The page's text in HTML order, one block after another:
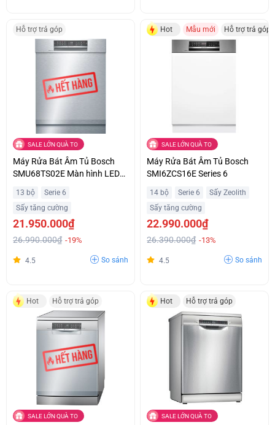
Hỗ trợ trả góp
SALE LỚN QUÀ TO
Máy Rửa Bát Âm Tủ Bosch
SMU68TS02E Màn hình LED
Trợ Trả Góp
13 bộ
Serie 6
Sấy tăng cường
21.950.000₫
26.990.000₫ -19%
4.5 So sánh
Hot Mẫu mới Hỗ trợ trả góp
SALE LỚN QUÀ TO
Máy Rửa Bát Âm Tủ Bosch
SMI6ZCS16E Series 6
14 bộ Serie 6
Sấy Zeolith
Sấy tăng cường
22.990.000₫
26.390.000₫ -13%
4.5 So sánh
Hot Hỗ trợ trả góp
SALE LỚN QUÀ TO
Hot Hỗ trợ trả góp
SALE LỚN QUÀ TO